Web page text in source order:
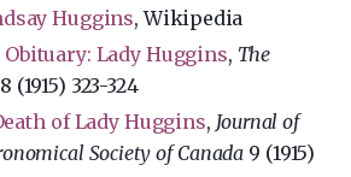
Huggins, Wikipedia
Obituary: Lady Huggins, The
(1915) 323-324
of Lady Huggins, Journal of
Society of Canada 9 (1915)